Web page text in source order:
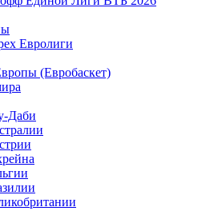
Евролиги
(Евробаскет)
Даби